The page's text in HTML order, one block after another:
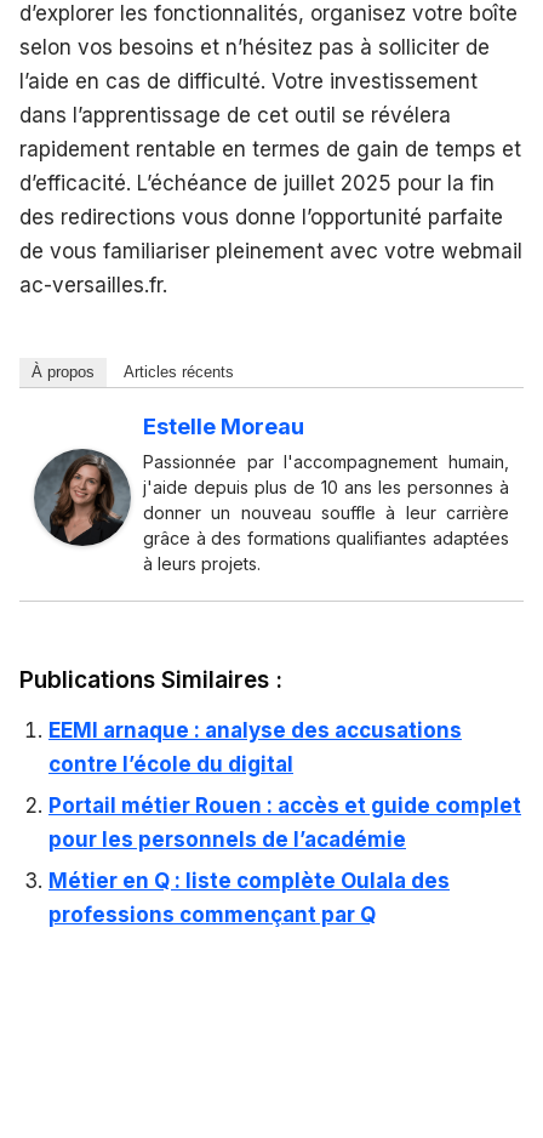
d’explorer les fonctionnalités, organisez votre boîte
selon vos besoins et n’hésitez pas à solliciter de
l’aide en cas de difficulté. Votre investissement
dans l’apprentissage de cet outil se révélera
rapidement rentable en termes de gain de temps et
d’efficacité. L’échéance de juillet 2025 pour la fin
des redirections vous donne l’opportunité parfaite
de vous familiariser pleinement avec votre webmail
ac-versailles.fr.
À propos Articles récents
Estelle Moreau
Passionnée par l'accompagnement humain,
j'aide depuis plus de 10 ans les personnes à
donner un nouveau souffle à leur carrière
grâce à des formations qualifiantes adaptées
à leurs projets.
Publications Similaires :
EEMI arnaque : analyse des accusations
contre l’école du digital
Portail métier Rouen : accès et guide complet
pour les personnels de l’académie
Métier en Q : liste complète Oulala des
professions commençant par Q